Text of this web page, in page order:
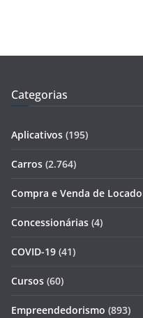
Categorias
Aplicativos (195)
Carros (2.764)
Compra e Venda de
Concessionárias (4)
COVID-19 (41)
Cursos (60)
Empreendedorismo (893)